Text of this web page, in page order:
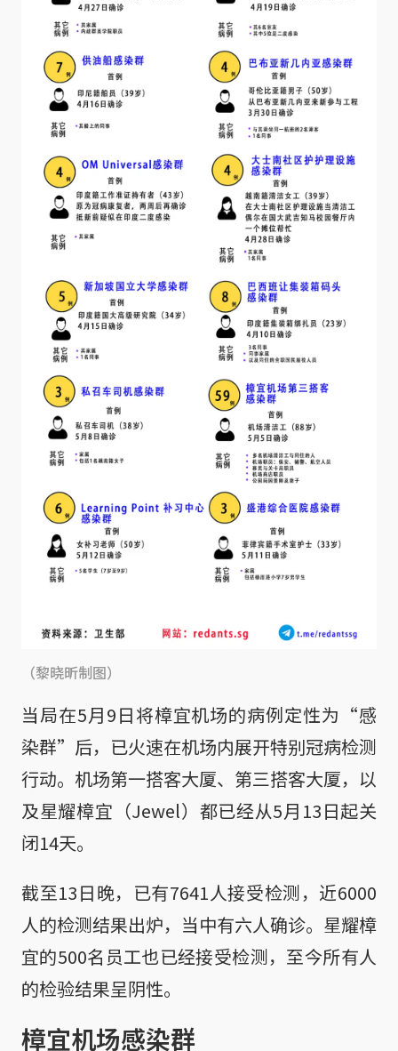
（黎晓昕制图）
当局在5月9日将樟宜机场的病例定性为“感
染群”后，已火速在机场内展开特别冠病检测
行动。机场第一搭客大厦、第三搭客大厦，以
及星耀樟宜（Jewel）都已经从5月13日起关
闭14天。
截至13日晚，已有7641人接受检测，近6000
人的检测结果出炉，当中有六人确诊。星耀樟
宜的500名员工也已经接受检测，至今所有人
的检验结果呈阴性。
樟宜机场感染群